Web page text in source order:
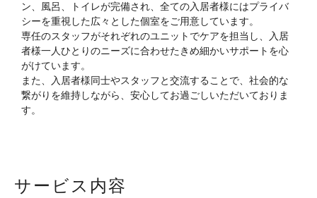
ン、風呂、トイレが完備され、全ての入居者様にはプライバ
シーを重視した広々とした個室をご用意しています。
専任のスタッフがそれぞれのユニットでケアを担当し、入居
者様一人ひとりのニーズに合わせたきめ細かいサポートを心
がけています。
また、入居者様同士やスタッフと交流することで、社会的な
繋がりを維持しながら、安心してお過ごしいただいておりま
す。
サービス内容